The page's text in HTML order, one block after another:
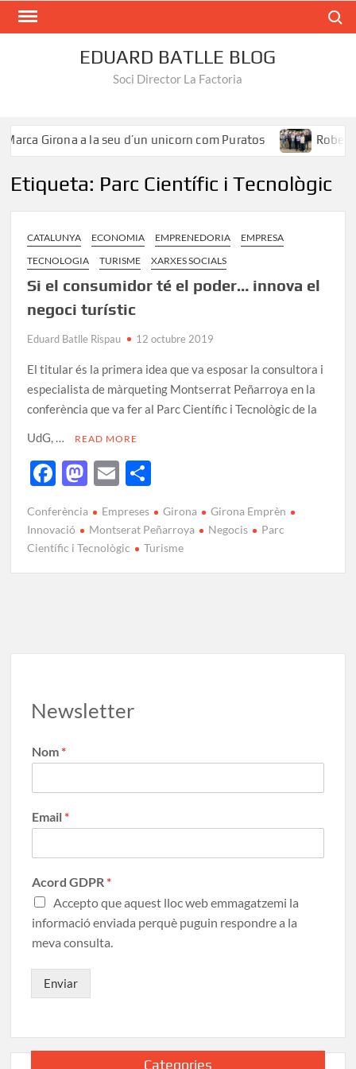
EDUARD BATLLE BLOG
Soci Director La Factoria
Girona a la seu d’un unicorn com Puratos Roberto
Etiqueta: Parc Científic i Tecnològic
CATALUNYA ECONOMIA EMPRENEDORIA
EMPRESA
TECNOLOGIA
TURISME XARXES SOCIALS
Si el consumidor té el poder… innova el
negoci turístic
Eduard Batlle Rispau 12 octubre 2019
El titular és la primera idea que va esposar la consultora i
especialista de màrqueting Montserrat Peñarroya en la
conferència que va fer al Parc Científic i Tecnològic de la
UdG, …
READ MORE
F
e
b
o
M
to
d
o
E
ail m
p
ar
Conferència Empreses Girona
Girona Emprèn
Innovació
Montserat Peñarroya Negocis
Parc
Científic i Tecnològic
Turisme
Newsletter
Nom *
Email *
Acord GDPR *
Accepto que aquest lloc web emmagatzemi la
informació enviada perquè puguin respondre a la
meva consulta.
Enviar
Categories